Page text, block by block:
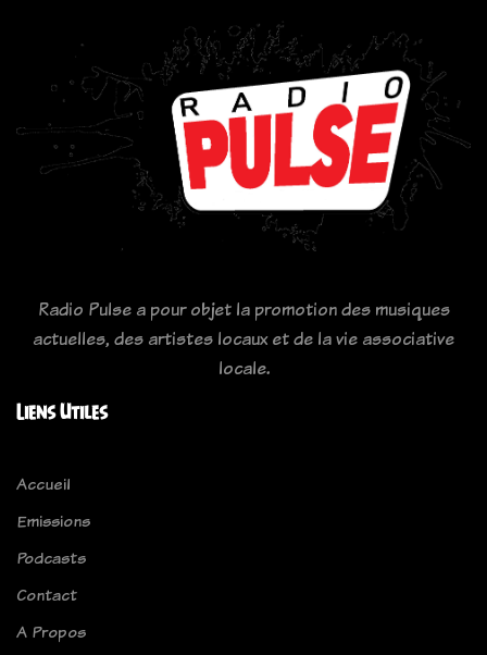
Radio Pulse a pour objet la promotion des musiques
actuelles, des artistes locaux et de la vie associative
locale.
Liens Utiles
Accueil
Emissions
Podcasts
Contact
A Propos